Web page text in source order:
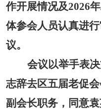
作开展情况及2026
体参会人员认真进
议。
会议以举手表
志辞去区五届老促会
副会长职务，同意